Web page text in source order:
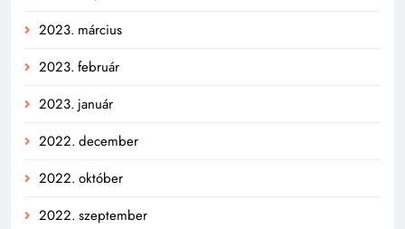
2023. március
2023. február
2023. január
2022. december
2022. október
2022. szeptember